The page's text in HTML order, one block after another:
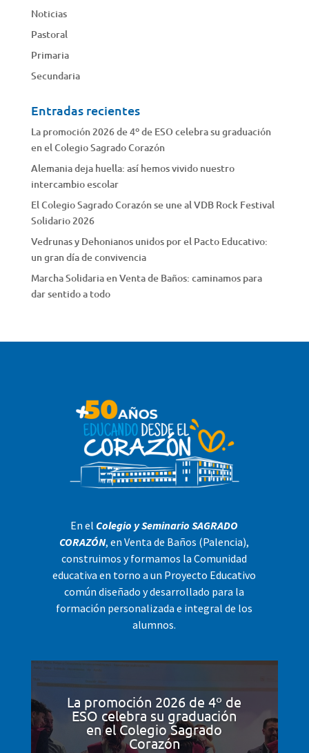
Noticias
Pastoral
Primaria
Secundaria
Entradas recientes
La promoción 2026 de 4º de ESO celebra su graduación
en el Colegio Sagrado Corazón
Alemania deja huella: así hemos vivido nuestro
intercambio escolar
El Colegio Sagrado Corazón se une al VDB Rock Festival
Solidario 2026
Vedrunas y Dehonianos unidos por el Pacto Educativo:
un gran día de convivencia
Marcha Solidaria en Venta de Baños: caminamos para
dar sentido a todo
En el Colegio y Seminario SAGRADO
CORAZÓN, en Venta de Baños (Palencia),
construimos y formamos la Comunidad
educativa en torno a un Proyecto Educativo
común diseñado y desarrollado para la
formación personalizada e integral de los
alumnos.
La promoción 2026 de 4º de
ESO celebra su graduación
en el Colegio Sagrado
Corazón